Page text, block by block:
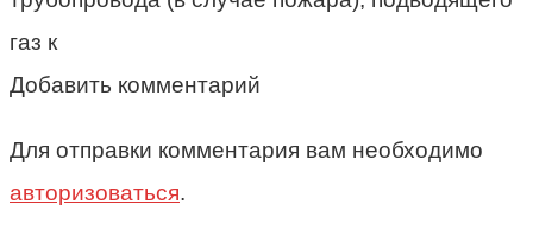
газ к
Добавить комментарий
Для отправки комментария вам необходимо
авторизоваться.